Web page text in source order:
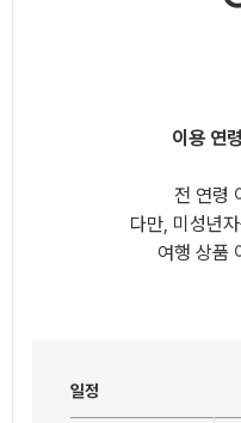
이용 연
전 연령
다만, 미성년
여행 상품
일정